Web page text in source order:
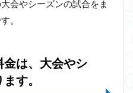
会やシーズンの試合をま
。
金は、大会やシ
す。